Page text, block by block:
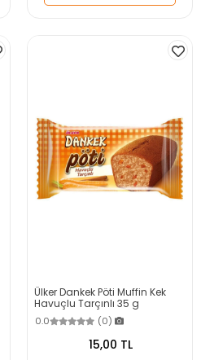
Ülker Dankek Pöti Muffin Kek
Havuçlu Tarçınlı 35 g
0.0 (0)
15,00 TL